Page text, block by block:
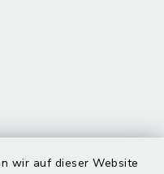
wir auf dieser Website